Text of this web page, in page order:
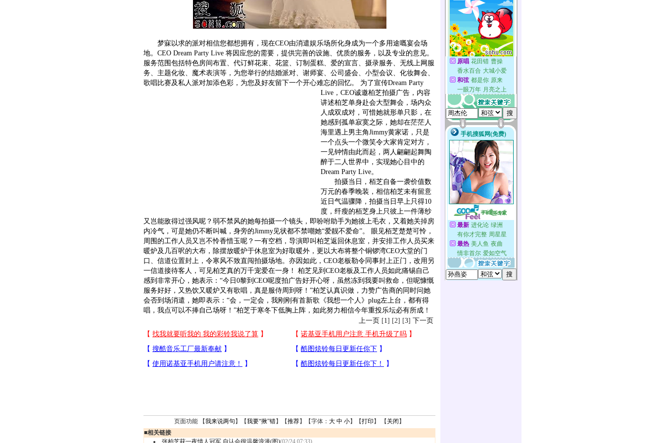
梦寐以求的派对相信您都想拥有，现在CEO由消遣娱乐场所化身成为一个多用途嘅宴会场
地。CEO Dream Party Live 将因应您的需要，提供完善的设施、优质的服务，以及专业的意见。
服务范围包括特色房间布置、代订鲜花束、花篮、订制蛋糕、爱的宣言、摄录服务、无线上网服
务、主题化妆、魔术表演等，为您举行的结婚派对、谢师宴、公司盛会、小型会议、化妆舞会、
歌唱比赛及私人派对加添色彩，为您及好友留下一个开心难忘的回忆。
为了宣传Dream Party
Live，CEO诚邀柏芝拍摄广告，内容
讲述柏芝单身赴会大型舞会，场内众
人成双成对，可惜她就形单只影，在
她感到孤单寂寞之际，她却在茫茫人
海里遇上男主角Jimmy黄家诺，只是
一个点头一个微笑令大家肯定对方，
一见钟情由此而起，两人翩翩起舞陶
醉于二人世界中，实现她心目中的
Dream Party Live。
拍摄当日，栢芝自备一袭价值数
万元的春季晚装，相信柏芝未有留意
近日气温骤降，拍摄当日早上只得10
度，纤瘦的栢芝身上只彼上一件薄纱
又岂能敌得过强风呢？弱不禁风的她每拍摄一个镜头，即吩咐助手为她彼上毛衣，又着她关掉房
内冷气，可是她仍不断叫喊，身旁的Jimmy见状都不禁嘲她“爱靓不爱命”。 眼见栢芝楚楚可怜，
周围的工作人员又岂不怜香惜玉呢？一有空档，导演即叫柏芝返回休息室，并安排工作人员买来
暖炉及几百呎的大布，除摆放暖炉于休息室为好取暖外，更以大布将整个铜锣湾CEO大堂的门
口、信道位置封上，令寒风不致直闯拍摄场地。亦因如此，CEO老板勒令同事封上正门，改用另
一信道接待客人，可见柏芝真的万千宠爱在一身！ 柏芝见到CEO老板及工作人员如此痛锡自己
感到非常开心，她表示：“今日0黎到CEO呢度拍广告好开心呀，虽然冻到我要叫救命，但呢慷慨
服务好好，又热饮又暖炉又有歌唱，真是服侍周到呀！”柏芝认真识做，力赞广告商的同时问她
会否到场消遣，她即表示：“会，一定会，我刚刚有首新歌《我想一个人》plug左上台，都有得
唱，我点可以不捧自己场呀！”柏芝于寒冬下低胸上阵，如此努力相信今年重投乐坛必有所成！
上一页 [1] [2] [3] 下一页
页面功能 【我来说两句 】【我要“揪”错】【推荐】【字体： 大 中 小】【打印 】 【 关闭 】
■相关链接
张柏芝获一夜情人冠军 自认会很温馨浪漫(图)(02/24 07:33)